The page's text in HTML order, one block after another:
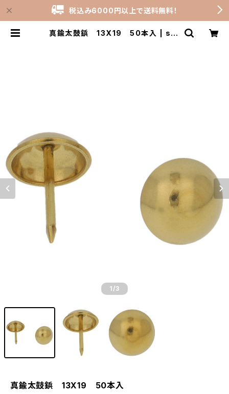
税込み6000円以上で送料無料！
真鍮太鼓鋲 13X19 50本入 | sto
1 /3
真鍮太鼓鋲 13X19 50本入